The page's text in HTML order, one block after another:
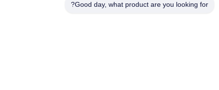
احصل على أفضل سعر
Good day, what product are you looking for?